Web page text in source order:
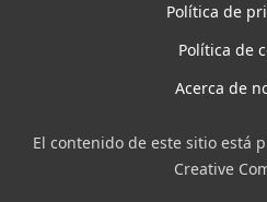
Política de
Política de
Acerca de
El contenido de este sitio está
Creative